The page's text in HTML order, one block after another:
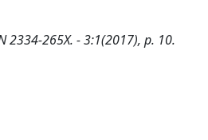
2334-265X. - 3:1(2017), p. 10.